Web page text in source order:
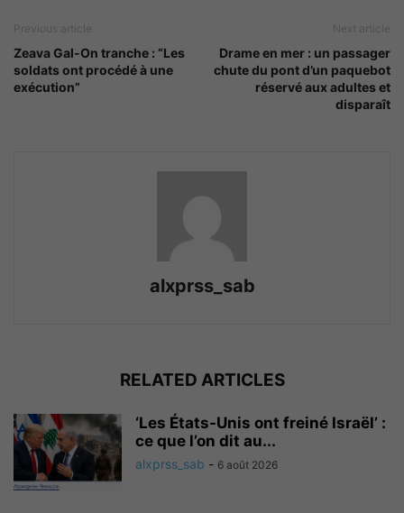
Previous article
Zeava Gal-On tranche : “Les
soldats ont procédé à une
exécution”
Next article
Drame en mer : un passager
chute du pont d’un paquebot
réservé aux adultes et
disparaît
alxprss_sab
RELATED ARTICLES
‘Les États-Unis ont freiné Israël’ :
ce que l’on dit au...
alxprss_sab - 6 août 2026